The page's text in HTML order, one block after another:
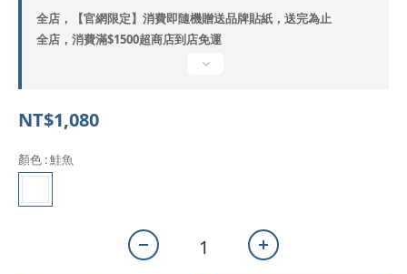
全店，【官網限定】消費即隨機贈送品牌貼紙，送完為止
全店，消費滿$1500超商店到店免運
NT$1,080
顏色 : 鮭魚